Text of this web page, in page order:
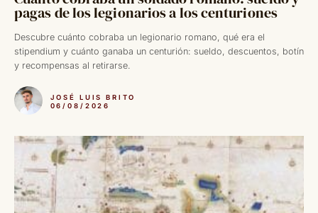
pagas de los legionarios a los centuriones
Descubre cuánto cobraba un legionario romano, qué era el
stipendium y cuánto ganaba un centurión: sueldo, descuentos, botín
y recompensas al retirarse.
JOSÉ LUIS BRITO
06/08/2026